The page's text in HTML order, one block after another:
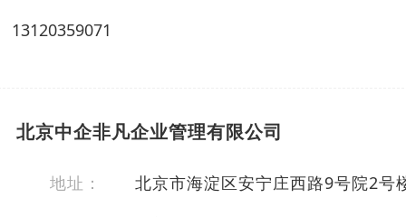
13120359071
北京中企非凡企业管理有限公司
地址：
北京市海淀区安宁庄西路9号院2号